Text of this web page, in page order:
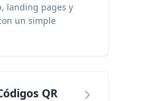
landing pages y
un simple
QR